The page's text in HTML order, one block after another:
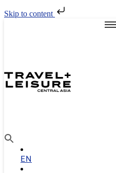
Skip to content
EN